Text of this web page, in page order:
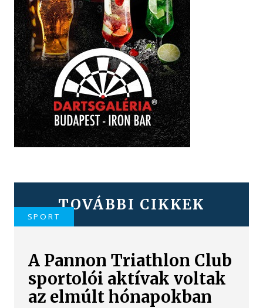
TOVÁBBI CIKKEK
SPORT
A Pannon Triathlon Club
sportolói aktívak voltak
az elmúlt hónapokban